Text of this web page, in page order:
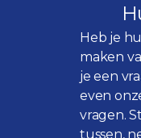
Heb je
maken
je een
even
vragen.
tussen,